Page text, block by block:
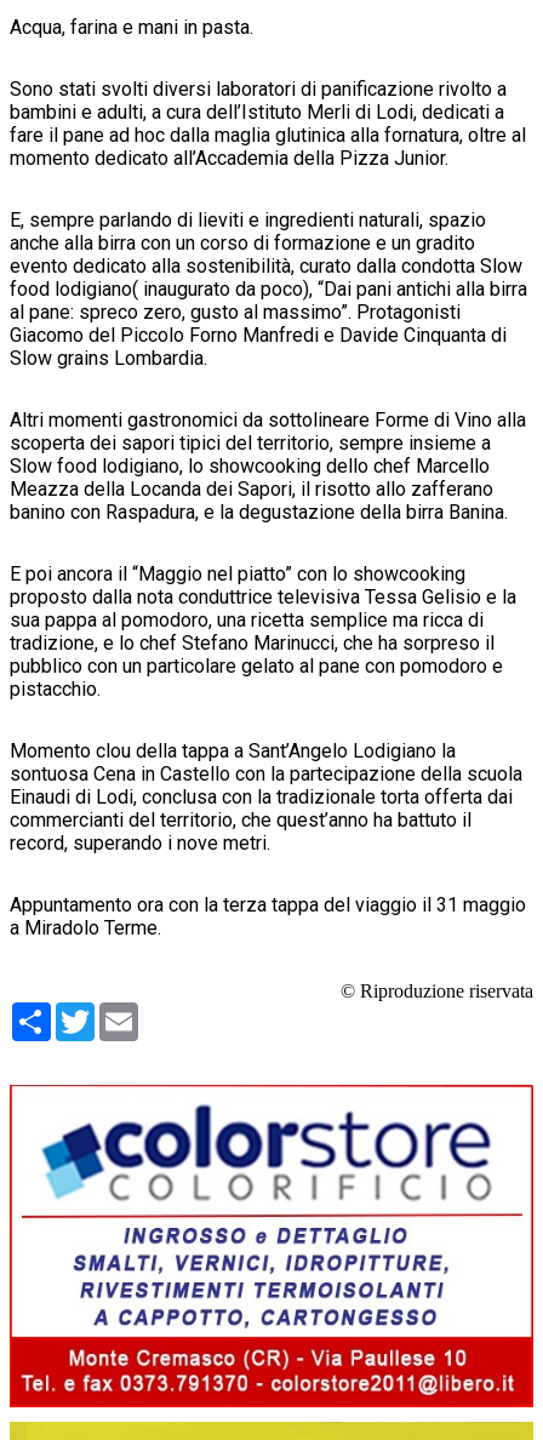
Acqua, farina e mani in pasta.
Sono stati svolti diversi laboratori di panificazione rivolto a
bambini e adulti, a cura dell’Istituto Merli di Lodi, dedicati a
fare il pane ad hoc dalla maglia glutinica alla fornatura, oltre al
momento dedicato all’Accademia della Pizza Junior.
E, sempre parlando di lieviti e ingredienti naturali, spazio
anche alla birra con un corso di formazione e un gradito
evento dedicato alla sostenibilità, curato dalla condotta Slow
food lodigiano( inaugurato da poco), “Dai pani antichi alla birra
al pane: spreco zero, gusto al massimo”. Protagonisti
Giacomo del Piccolo Forno Manfredi e Davide Cinquanta di
Slow grains Lombardia.
Altri momenti gastronomici da sottolineare Forme di Vino alla
scoperta dei sapori tipici del territorio, sempre insieme a
Slow food lodigiano, lo showcooking dello chef Marcello
Meazza della Locanda dei Sapori, il risotto allo zafferano
banino con Raspadura, e la degustazione della birra Banina.
E poi ancora il “Maggio nel piatto” con lo showcooking
proposto dalla nota conduttrice televisiva Tessa Gelisio e la
sua pappa al pomodoro, una ricetta semplice ma ricca di
tradizione, e lo chef Stefano Marinucci, che ha sorpreso il
pubblico con un particolare gelato al pane con pomodoro e
pistacchio.
Momento clou della tappa a Sant’Angelo Lodigiano la
sontuosa Cena in Castello con la partecipazione della scuola
Einaudi di Lodi, conclusa con la tradizionale torta offerta dai
commercianti del territorio, che quest’anno ha battuto il
record, superando i nove metri.
Appuntamento ora con la terza tappa del viaggio il 31 maggio
a Miradolo Terme.
© Riproduzione riservata
Condividi
Twitter